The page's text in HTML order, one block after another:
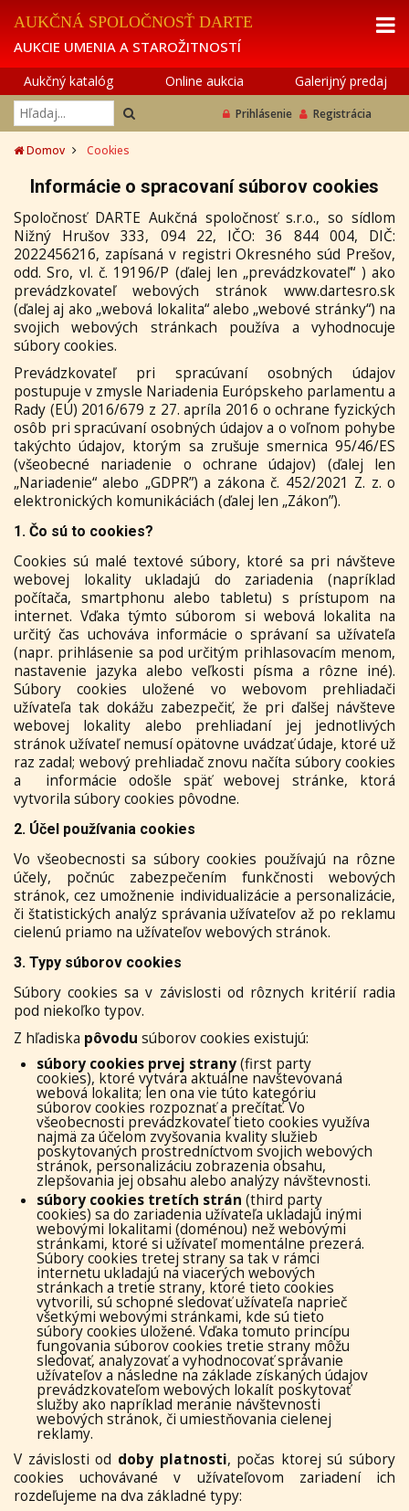
AUKČNÁ SPOLOČNOSŤ DARTE
AUKCIE UMENIA A STAROŽITNOSTÍ
Aukčný katalóg Online aukcia Galerijný predaj
Prihlásenie Registrácia
Domov Cookies
Informácie o spracovaní súborov cookies
Spoločnosť DARTE Aukčná spoločnosť s.r.o., so sídlom
Nižný Hrušov 333, 094 22, IČO: 36 844 004, DIČ:
2022456216, zapísaná v registri Okresného súd Prešov,
odd. Sro, vl. č. 19196/P (ďalej len „prevádzkovateľ“ ) ako
prevádzkovateľ webových stránok www.dartesro.sk
(ďalej aj ako „webová lokalita“ alebo „webové stránky“) na
svojich webových stránkach používa a vyhodnocuje
súbory cookies.
Prevádzkovateľ pri spracúvaní osobných údajov
postupuje v zmysle Nariadenia Európskeho parlamentu a
Rady (EÚ) 2016/679 z 27. apríla 2016 o ochrane fyzických
osôb pri spracúvaní osobných údajov a o voľnom pohybe
takýchto údajov, ktorým sa zrušuje smernica 95/46/ES
(všeobecné nariadenie o ochrane údajov) (ďalej len
„Nariadenie“ alebo „GDPR”) a zákona č. 452/2021 Z. z. o
elektronických komunikáciách (ďalej len „Zákon”).
1. Čo sú to cookies?
Cookies sú malé textové súbory, ktoré sa pri návšteve
webovej lokality ukladajú do zariadenia (napríklad
počítača, smartphonu alebo tabletu) s prístupom na
internet. Vďaka týmto súborom si webová lokalita na
určitý čas uchováva informácie o správaní sa užívateľa
(napr. prihlásenie sa pod určitým prihlasovacím menom,
nastavenie jazyka alebo veľkosti písma a rôzne iné).
Súbory cookies uložené vo webovom prehliadači
užívateľa tak dokážu zabezpečiť, že pri ďalšej návšteve
webovej lokality alebo prehliadaní jej jednotlivých
stránok užívateľ nemusí opätovne uvádzať údaje, ktoré už
raz zadal; webový prehliadač znovu načíta súbory cookies
a informácie odošle späť webovej stránke, ktorá
vytvorila súbory cookies pôvodne.
2. Účel používania cookies
Vo všeobecnosti sa súbory cookies používajú na rôzne
účely, počnúc zabezpečením funkčnosti webových
stránok, cez umožnenie individualizácie a personalizácie,
či štatistických analýz správania užívateľov až po reklamu
cielenú priamo na užívateľov webových stránok.
3. Typy súborov cookies
Súbory cookies sa v závislosti od rôznych kritérií radia
pod niekoľko typov.
Z hľadiska pôvodu súborov cookies existujú:
súbory cookies prvej strany(first party
cookies), ktoré vytvára aktuálne navštevovaná
webová lokalita; len ona vie túto kategóriu
súborov cookies rozpoznať a prečítať. Vo
všeobecnosti prevádzkovateľ tieto cookies využíva
najmä za účelom zvyšovania kvality služieb
poskytovaných prostredníctvom svojich webových
stránok, personalizáciu zobrazenia obsahu,
zlepšovania jej obsahu alebo analýzy návštevnosti.
súbory cookies tretích strán (third party
cookies) sa do zariadenia užívateľa ukladajú inými
webovými lokalitami (doménou) než webovými
stránkami, ktoré si užívateľ momentálne prezerá.
Súbory cookies tretej strany sa tak v rámci
internetu ukladajú na viacerých webových
stránkach a tretie strany, ktoré tieto cookies
vytvorili, sú schopné sledovať užívateľa naprieč
všetkými webovými stránkami, kde sú tieto
súbory cookies uložené. Vďaka tomuto princípu
fungovania súborov cookies tretie strany môžu
sledovať, analyzovať a vyhodnocovať správanie
užívateľov a následne na základe získaných údajov
prevádzkovateľom webových lokalít poskytovať
služby ako napríklad meranie návštevnosti
webových stránok, či umiestňovania cielenej
reklamy.
V závislosti od doby platnosti, počas ktorej sú súbory
cookies uchovávané v užívateľovom zariadení ich
rozdeľujeme na dva základné typy: